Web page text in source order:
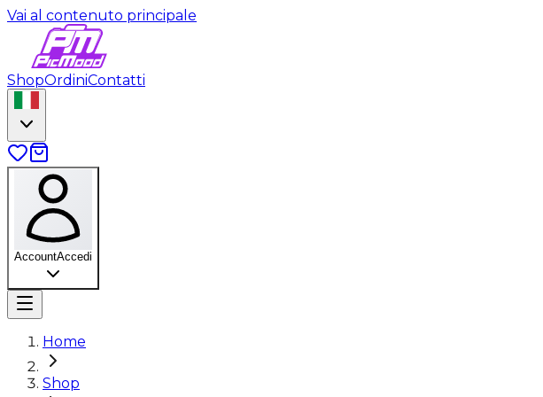
Vai al contenuto principale
ShopOrdiniContatti
AccountAccedi
Home
Shop